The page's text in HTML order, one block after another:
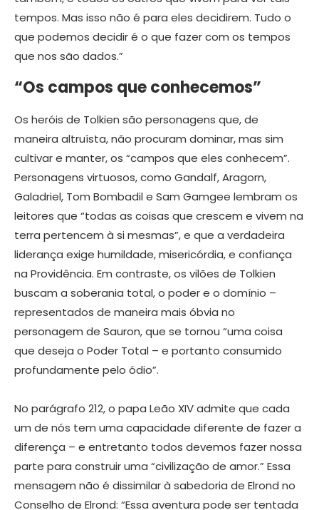
tempos. Mas isso não é para eles decidirem. Tudo o
que podemos decidir é o que fazer com os tempos
que nos são dados.”
“Os campos que conhecemos”
Os heróis de Tolkien são personagens que, de
maneira altruísta, não procuram dominar, mas sim
cultivar e manter, os “campos que eles conhecem”.
Personagens virtuosos, como Gandalf, Aragorn,
Galadriel, Tom Bombadil e Sam Gamgee lembram os
leitores que “todas as coisas que crescem e vivem na
terra pertencem à si mesmas”, e que a verdadeira
liderança exige humildade, misericórdia, e confiança
na Providência. Em contraste, os vilões de Tolkien
buscam a soberania total, o poder e o domínio –
representados de maneira mais óbvia no
personagem de Sauron, que se tornou “uma coisa
que deseja o Poder Total – e portanto consumido
profundamente pelo ódio”.
No parágrafo 212, o papa Leão XIV admite que cada
um de nós tem uma capacidade diferente de fazer a
diferença – e entretanto todos devemos fazer nossa
parte para construir uma “civilização de amor.” Essa
mensagem não é dissimilar à sabedoria de Elrond no
Conselho de Elrond: “Essa aventura pode ser tentada